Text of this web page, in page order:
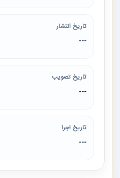
تاریخ انتشار
---
تاریخ تصویب
---
تاریخ اجرا
---